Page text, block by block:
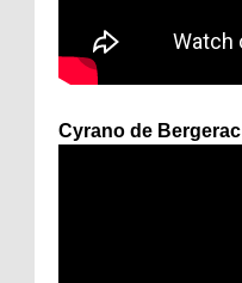
Cyrano de Bergerac